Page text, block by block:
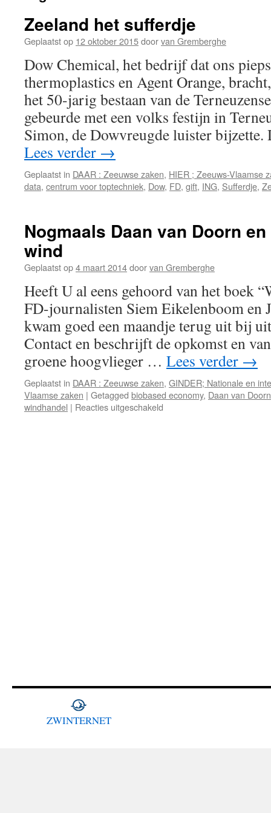
Zeeland het sufferdje
Geplaatst op 12 oktober 2015doorvan Gremberghe
Dow Chemical, het bedrijf dat ons
thermoplastics en Agent Orange,
het 50-jarig bestaan van de
gebeurde met een volks festijn in
Simon, de Dowvreugde luister
Lees verder →
Geplaatst in DAAR : Zeeuwse zaken, HIER ; Zeeuws-Vlaamse
data, centrum voor toptechniek, Dow, FD, gift, ING, Sufferdje,
Nogmaals Daan van Doorn
wind
Geplaatst op4 maart 2014doorvan Gremberghe
Heeft U al eens gehoord van het boek
FD-journalisten Siem Eikelenboom en
kwam goed een maandje terug uit bij
Contact en beschrijft de opkomst en
groene hoogvlieger … Lees verder →
Geplaatst in DAAR : Zeeuwse zaken, GINDER; Nationale en
Vlaamse zaken | Getagged biobased economy, Daan van Doorn
windhandel | Reacties uitgeschakeld
ZWINTERNET